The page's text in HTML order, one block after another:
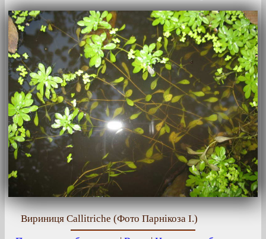
Вириниця Callitriche (Фото Парнікоза І.)